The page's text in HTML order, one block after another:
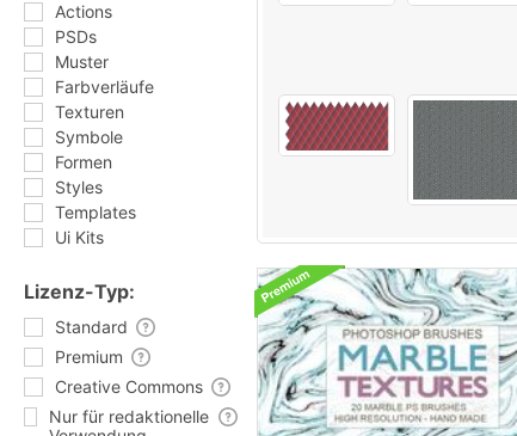
Actions
PSDs
Muster
Farbverläufe
Texturen
Symbole
Formen
Styles
Templates
Ui Kits
Lizenz-Typ:
Standard
Premium
Creative Commons
Nur für redaktionelle